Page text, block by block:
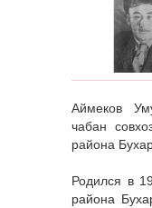
Аймеков
чабан
района
Родился в
района